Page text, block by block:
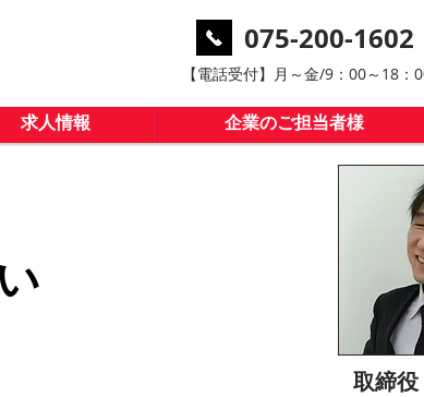
075-200-1602
【電話受付】月～金/9：00～18：
取締
求人情報 企業のご担当者様